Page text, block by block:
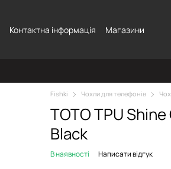
Контактна інформація Магазини
Fishki Чохли для телефонів
TOTO TPU
Black
В наявності Написати відгук